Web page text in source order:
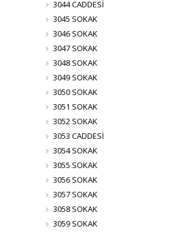
3044 CADDESİ
3045 SOKAK
3046 SOKAK
3047 SOKAK
3048 SOKAK
3049 SOKAK
3050 SOKAK
3051 SOKAK
3052 SOKAK
3053 CADDESİ
3054 SOKAK
3055 SOKAK
3056 SOKAK
3057 SOKAK
3058 SOKAK
3059 SOKAK